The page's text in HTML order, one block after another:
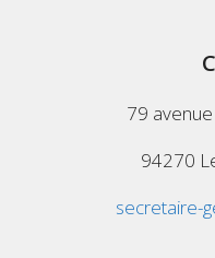
79
94270
secretaire-